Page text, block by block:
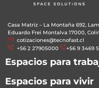
Casa Matriz – La Montaña 692,
Eduardo Frei Montalva 17000,
cotizaciones@tecnofast.cl
+56 2 27905000
+56 9 3469
Espacios para
Espacios para vivir